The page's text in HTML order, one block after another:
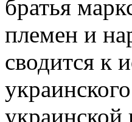
братья
племен и
сводится к
украинской